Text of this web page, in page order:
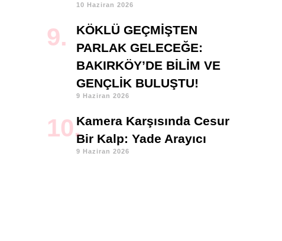
10 Haziran 2026
KÖKLÜ GEÇMİŞTEN
PARLAK GELECEĞE:
BAKIRKÖY’DE BİLİM VE
GENÇLİK BULUŞTU!
9 Haziran 2026
Kamera Karşısında Cesur
Bir Kalp: Yade Arayıcı
9 Haziran 2026